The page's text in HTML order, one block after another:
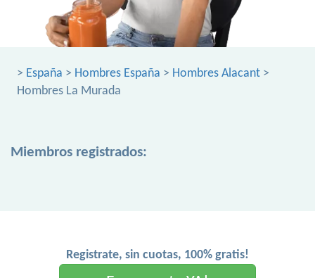
> España > Hombres España > Hombres Alacant >
Hombres La Murada
Miembros registrados:
Registrate, sin cuotas, 100% gratis!